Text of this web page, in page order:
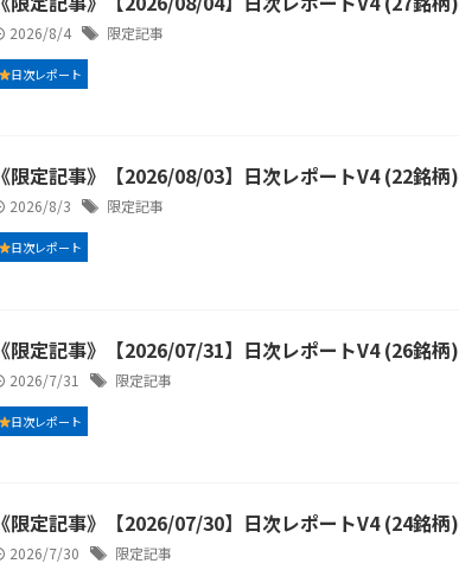
2026/8/4 限定記事
日次レポート
《限定記事》【2026/08/03】日次レポートV4 (22銘柄)
2026/8/3 限定記事
日次レポート
《限定記事》【2026/07/31】日次レポートV4 (26銘柄)
2026/7/31 限定記事
日次レポート
《限定記事》【2026/07/30】日次レポートV4 (24銘柄)
2026/7/30 限定記事